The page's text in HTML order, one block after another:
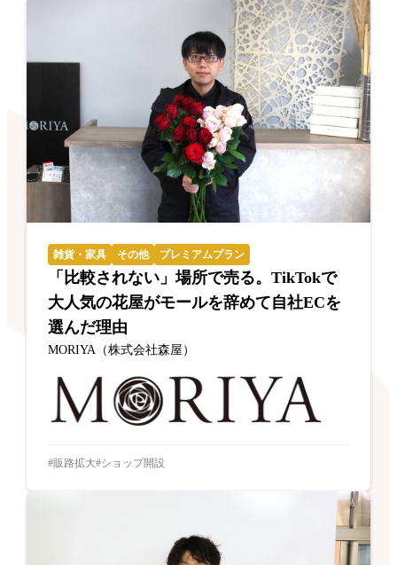
雑貨・家具 その他 プレミアムプラン
「比較されない」場所で売る。TikTokで
大人気の花屋がモールを辞めて自社ECを
選んだ理由
MORIYA（株式会社森屋）
販路拡大 ショップ開設